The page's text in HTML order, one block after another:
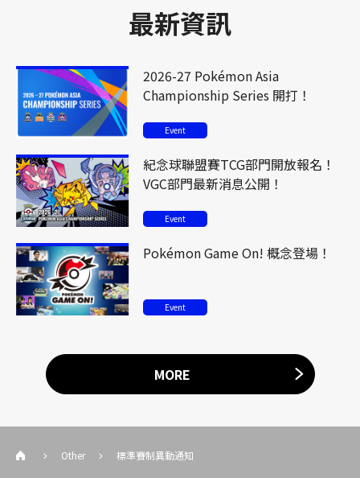
最新資訊
2026-27 Pokémon Asia
Championship Series 開打！
Event
紀念球聯盟賽TCG部門開放報名！
VGC部門最新消息公開！
Event
Pokémon Game On! 概念登場！
Event
MORE
Other 標準賽制異動通知